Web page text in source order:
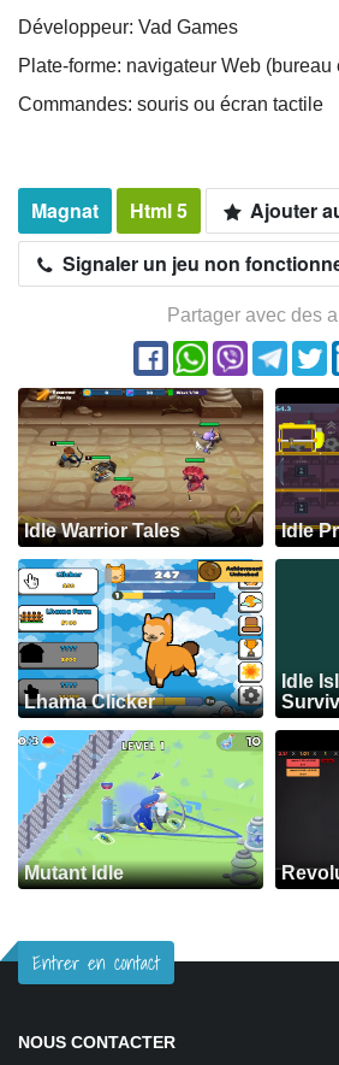
Développeur: Vad Games
Plate-forme: navigateur Web (bureau
Commandes: souris ou écran tactile
Magnat Html 5
Ajouter
Signaler un jeu non
Partager avec des
Idle Warrior Tales Idle
Lhama Clicker
Idle
Mutant Idle
Entrer en contact
NOUS CONTACTER